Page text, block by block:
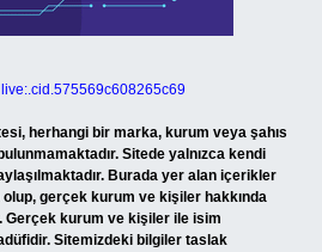
herhangi bir marka, kurum veya şahıs
Sitede yalnızca kendi
Burada yer alan içerikler
gerçek kurum ve kişiler hakkında
Gerçek kurum ve kişiler ile isim
Sitemizdeki bilgiler taslak